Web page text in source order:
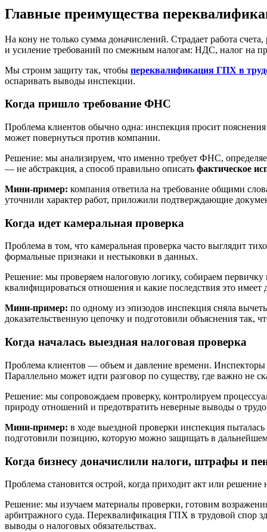
Главные преимущества
На кону не только сумма доначислений. Страдает работа
и усиление требований по смежным налогам: НДС, налог на
Мы строим защиту так, чтобы переквалификация ГПХ в
оспаривать выводы инспекции.
Когда пришло требование ФНС
Проблема клиентов обычно одна: инспекция просит
может повернуться против компании.
Решение: мы анализируем, что именно требует ФНС,
— не абстракция, а способ правильно описать фактическое
Мини-пример: компания ответила на требование общими
уточнили характер работ, приложили подтверждающие
Когда идет камеральная проверка
Проблема в том, что камеральная проверка часто выглядит
формальные признаки и нестыковки в данных.
Решение: мы проверяем налоговую логику, собираем
квалифицироваться отношения и какие последствия это имеет
Мини-пример: по одному из эпизодов инспекция сняла
доказательственную цепочку и подготовили объяснения так,
Когда началась выездная налоговая проверка
Проблема клиентов — объем и давление времени. Инспекторы
Параллельно может идти разговор по существу, где важно не
Решение: мы сопровождаем проверку, контролируем
природу отношений и предотвратить неверные выводы о
Мини-пример: в ходе выездной проверки инспекция
подготовили позицию, которую можно защищать в
Когда бизнесу доначислили налоги, штрафы и
Проблема становится острой, когда приходит акт или
Решение: мы изучаем материалы проверки, готовим
арбитражного суда. Переквалификация ГПХ в трудовой спор
выводы о налоговых обязательствах.